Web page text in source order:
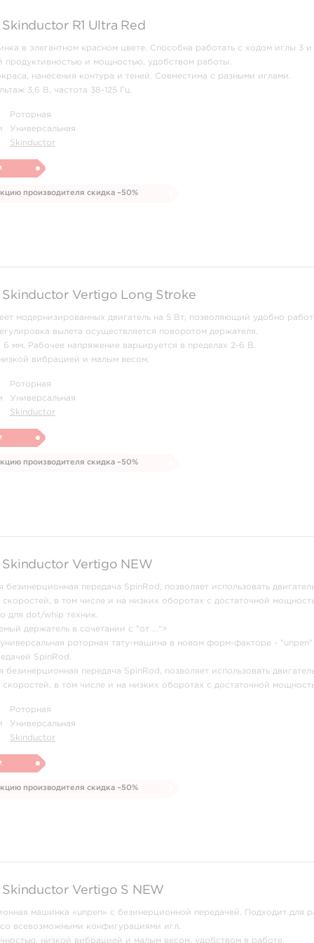
R1 Ultra Red
в элегантном красном цвете. Способна работать с ходом иглы 3
продуктивностью и мощностью, удобством работы.
нанесения контура и теней. Совместима с разными иглами.
3,6 В, частота 38-125 Гц.
Роторная
Универсальная
Skinductor
производителя скидка –50%
Skinductor Vertigo Long Stroke
модернизированных двигатель на 5 Вт, позволяющий удобно
вылета осуществляется поворотом держателя.
мм. Рабочее напряжение варьируется в пределах 2-6 В.
вибрацией и малым весом.
Роторная
Универсальная
Skinductor
производителя скидка –50%
Vertigo NEW
передача SpinRod, позволяет использовать
в том числе и на низких оборотах с достаточной
для dot/whip техник.
держатель в сочетании с "от ...">
роторная тату-машина в новом форм-факторе - "unpen"
SpinRod.
передача SpinRod, позволяет использовать
в том числе и на низких оборотах с достаточной
держатель в сочетании с "от ...
Роторная
Универсальная
Skinductor
производителя скидка –50%
Vertigo S NEW
машинка «unpen» с безинерционной передачей. Подходит для
всевозможными конфигурациями игл.
низкой вибрацией и малым весом, удобством в работе.